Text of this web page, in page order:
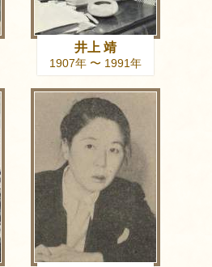
井上 靖
1907年 〜 1991年